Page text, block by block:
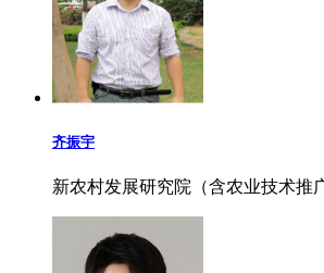
齐振宇
新农村发展研究院（含农业技术推